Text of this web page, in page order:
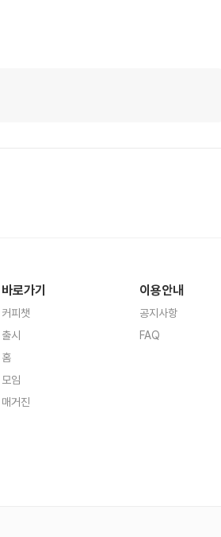
바로가기
커피챗
출시
홈
모임
매거진
이용안내
공지사항
FAQ